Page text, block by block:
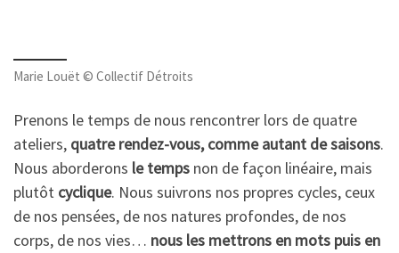
Marie Louët © Collectif Détroits
Prenons le temps de nous rencontrer lors de quatre
ateliers, quatre rendez-vous, comme autant de saisons.
Nous aborderons le temps non de façon linéaire, mais
plutôt cyclique. Nous suivrons nos propres cycles, ceux
de nos pensées, de nos natures profondes, de nos
corps, de nos vies… nous les mettrons en mots puis en